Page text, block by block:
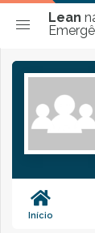
Lean
Início